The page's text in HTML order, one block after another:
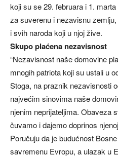
koji su se 29. februara i 1.
za suverenu i nezavisnu
i svih naroda koji u njoj žive.
Skupo plaćena nezavisnost
“Nezavisnost naše domovine
mnogih patriota koji su ustali u
Stoga, na praznik nezavisnosti
najvećim sinovima naše
njenim neprijateljima. Obaveza
čuvamo i dajemo doprinos
Poručuju da je budućnost
savremenu Evropu, a ulazak u